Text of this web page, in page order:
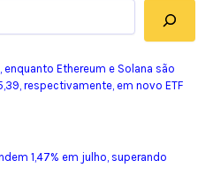
Ethereum e Solana são
respectivamente, em novo ETF
1,47% em julho, superando